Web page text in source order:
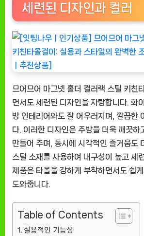
세련된 디자인과 컬러
므어므어 마그넷 홀더 컬러랙 스틸 키친
면서도 세련된 디자인을 자랑합니다. 화
방 인테리어와도 잘 어우러지며, 깔끔한
다. 이러한 디자인은 주방을 더욱 깨끗하
만들어 주며, 동시에 시각적인 즐거움도
스틸 소재를 사용하여 내구성이 높고 세
제품은 타올을 강하게 부착하면서도 쉽
도와줍니다.
Table of Contents
실용적인 기능성